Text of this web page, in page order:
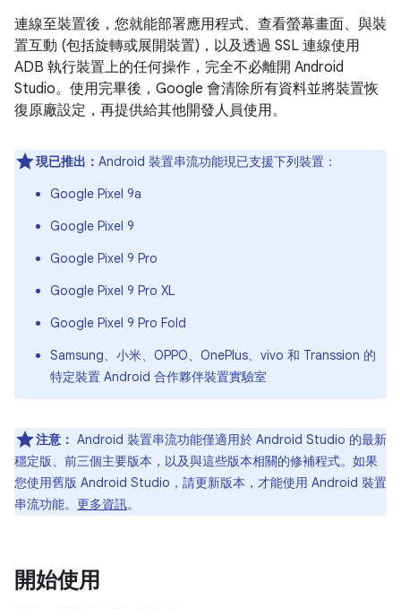
連線至裝置後，您就能部署應用程式、查看螢幕畫面、與裝
置互動 (包括旋轉或展開裝置)，以及透過 SSL 連線使用
ADB 執行裝置上的任何操作，完全不必離開 Android
Studio。使用完畢後，Google 會清除所有資料並將裝置恢
復原廠設定，再提供給其他開發人員使用。
現已推出： Android 裝置串流功能現已支援下列裝置：
Google Pixel 9a
Google Pixel 9
Google Pixel 9 Pro
Google Pixel 9 Pro XL
Google Pixel 9 Pro Fold
Samsung、小米、OPPO、OnePlus、vivo 和 Transsion 的
特定裝置 Android 合作夥伴裝置實驗室
注意： Android 裝置串流功能僅適用於 Android Studio 的最新
穩定版、前三個主要版本，以及與這些版本相關的修補程式。如果
您使用舊版 Android Studio，請更新版本，才能使用 Android 裝置
串流功能。 更多資訊。
開始使用